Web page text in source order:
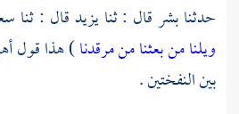
حدثنابشرقال : ثنايزيدقال : ثنا
ويلنا من بعثنا من مرقدنا) هذا قول
بين النفختين .